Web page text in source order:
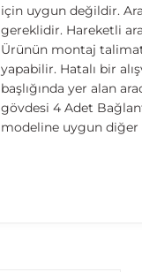
için uygun değildir.
gereklidir. Hareketli
Ürünün montaj
yapabilir. Hatalı bir
başlığında yer alan
gövdesi 4 Adet
modeline uygun diğer